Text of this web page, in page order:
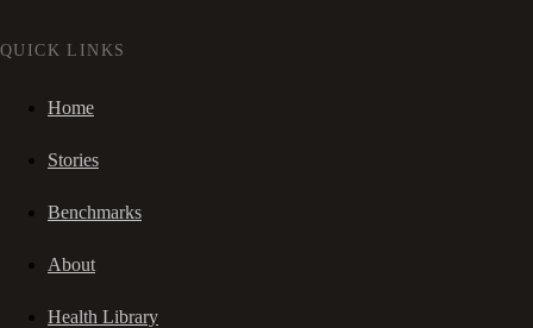
QUICK LINKS
Home
Stories
Benchmarks
About
Health Library